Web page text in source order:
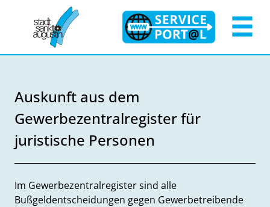
Zum Hauptinhalt springen
Zum Hauptinhalt
Auskunft aus dem
Gewerbezentralregister für
juristische Personen
Beschreibung
Im Gewerbezentralregister sind alle
Bußgeldentscheidungen gegen Gewerbetreibende